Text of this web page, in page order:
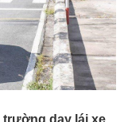
trường dạy lái xe